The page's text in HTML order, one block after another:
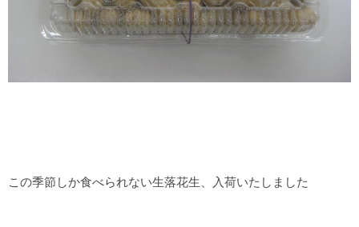
この季節しか食べられない生落花生、入荷いたしました